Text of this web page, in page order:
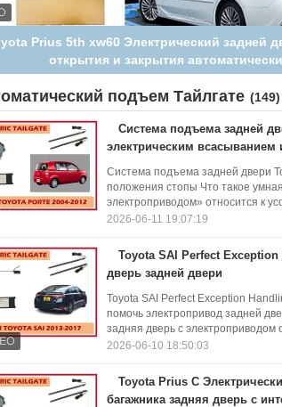
Prius 5th xw60 Электрический задней
открытия и закрытия автоматически
подъем Тайлгате (149)
Система подъема задней
электрическим всасыванием
Система подъема задней двери
положения стопы Что такое
электроприводом» относится к
2026-06-11 19:07:19
Toyota SAI Perfect
дверь задней двери
Toyota SAI Perfect Exception
помочь электропривод задней
задняя дверь с электроприводом
2026-06-10 18:50:03
Toyota Prius C
багажника задняя дверь с